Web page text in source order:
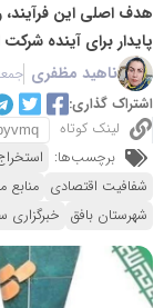
هدف اصلی این
پایدار برای آینده
ناهید مظفری جمعه 2 خرداد
اشتراک گذاری:
لینک کوتاه
برچسب‌ها:
شفافیت اقتصادی منابع
شهرستان بافق خبرگزاری